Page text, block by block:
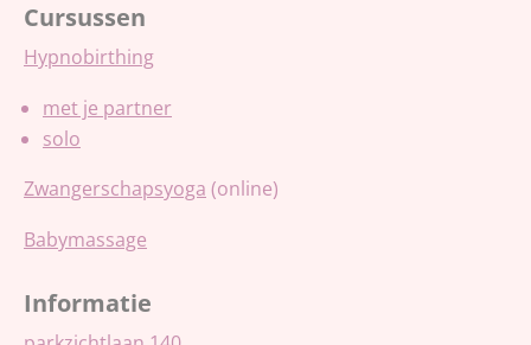
Cursussen
Hypnobirthing
met je partner
solo
Zwangerschapsyoga (online)
Babymassage
Informatie